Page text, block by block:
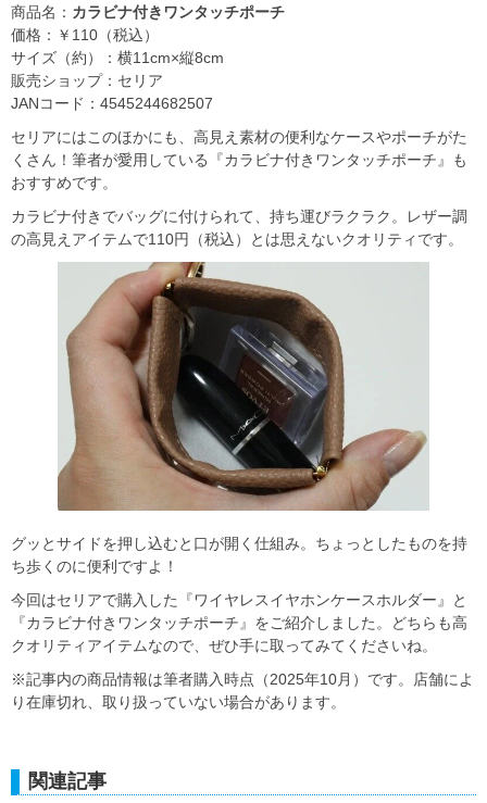
商品名： カラビナ付きワンタッチポーチ
価格：￥110（税込）
サイズ（約）：横11cm×縦8cm
販売ショップ：セリア
JANコード：4545244682507
セリアにはこのほかにも、高見え素材の便利なケースやポーチがた
くさん！筆者が愛用している『カラビナ付きワンタッチポーチ』も
おすすめです。
カラビナ付きでバッグに付けられて、持ち運びラクラク。レザー調
の高見えアイテムで110円（税込）とは思えないクオリティです。
グッとサイドを押し込むと口が開く仕組み。ちょっとしたものを持
ち歩くのに便利ですよ！
今回はセリアで購入した『ワイヤレスイヤホンケースホルダー』と
『カラビナ付きワンタッチポーチ』をご紹介しました。どちらも高
クオリティアイテムなので、ぜひ手に取ってみてくださいね。
※記事内の商品情報は筆者購入時点（2025年10月）です。店舗によ
り在庫切れ、取り扱っていない場合があります。
関連記事